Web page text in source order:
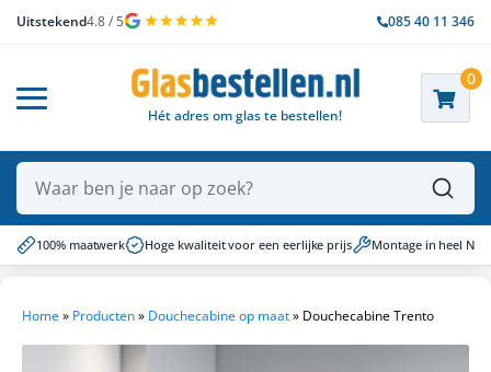
Uitstekend4.8 / 5 085 40 11 346
Hét adres om glas te bestellen!
0
Waar ben je naar op zoek?
100% maatwerk Hoge kwaliteit voor een eerlijke prijs Montage in heel NL
Home» Producten» Douchecabine op maat» Douchecabine Trento